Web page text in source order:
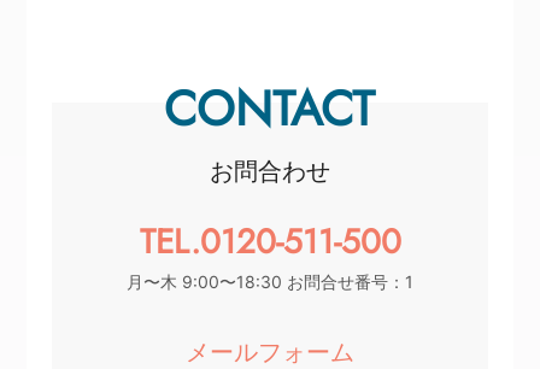
CONTACT
お問合わせ
TEL.0120-511-500
月〜木 9:00〜18:30 お問合せ番号：1
メールフォーム